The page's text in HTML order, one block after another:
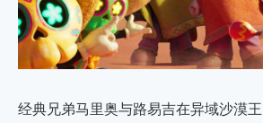
经典兄弟马里奥与路易吉在异域沙漠